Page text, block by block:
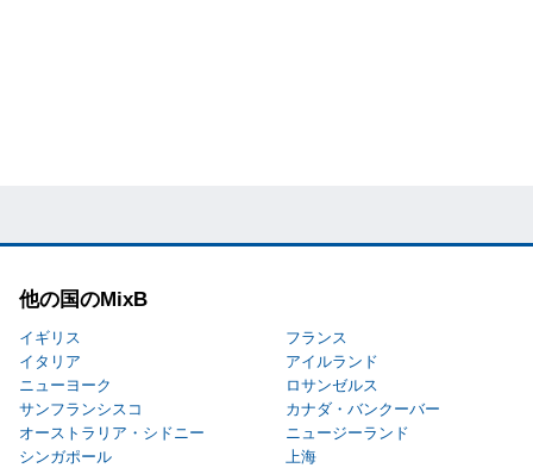
他の国のMixB
イギリス
フランス
イタリア
アイルランド
ニューヨーク
ロサンゼルス
サンフランシスコ
カナダ・バンクーバー
オーストラリア・シドニー
ニュージーランド
シンガポール
上海